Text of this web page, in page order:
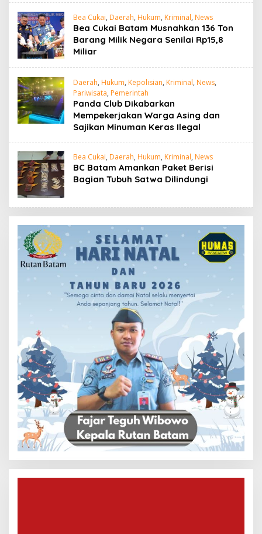
Bea Cukai, Daerah, Hukum, Kriminal, News
Bea Cukai Batam Musnahkan 136 Ton
Barang Milik Negara Senilai Rp15,8
Miliar
Daerah, Hukum, Kepolisian, Kriminal, News,
Pariwisata, Pemerintah
Panda Club Dikabarkan
Mempekerjakan Warga Asing dan
Sajikan Minuman Keras Ilegal
Bea Cukai, Daerah, Hukum, Kriminal, News
BC Batam Amankan Paket Berisi
Bagian Tubuh Satwa Dilindungi